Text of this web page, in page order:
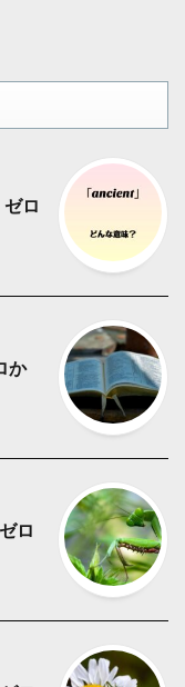
ロ
か
ロ